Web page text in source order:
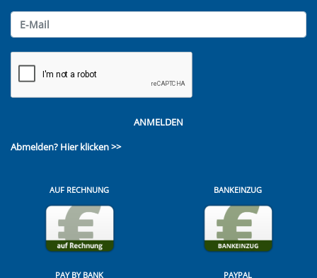
ANMELDEN
Abmelden? Hier klicken >>
AUF RECHNUNG BANKEINZUG
PAY BY BANK PAYPAL